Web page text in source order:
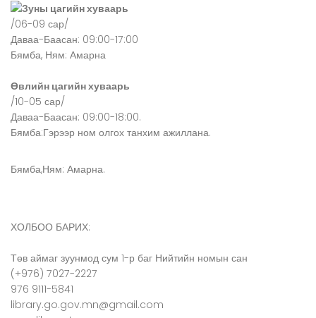
Зуны цагийн хуваарь
/06-09 сар/
Даваа-Баасан: 09:00-17:00
Бямба, Ням: Амарна
Өвлийн цагийн хуваарь
/10-05 сар/
Даваа-Баасан: 09:00-18:00.
Бямба:Гэрээр ном олгох танхим ажиллана.
Бямба,Ням: Амарна.
ХОЛБОО БАРИХ:
Төв аймаг зуунмод сум 1-р баг Нийтийн номын сан
(+976) 7027-2227
976 9111-5841
library.go.gov.mn@gmail.com